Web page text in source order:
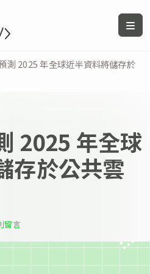
測 2025 年全球近半資料將儲存於
留言
2025 年全球
存於公共雲